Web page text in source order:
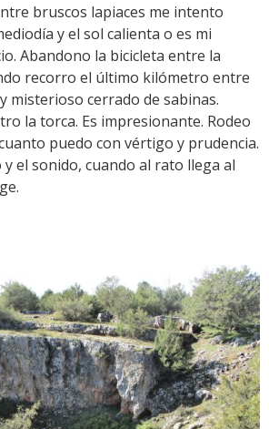
bruscos lapiaces me intento
y el sol calienta o es mi
Abandono la bicicleta entre la
recorro el último kilómetro entre
misterioso cerrado de sabinas.
la torca. Es impresionante. Rodeo
puedo con vértigo y prudencia.
el sonido, cuando al rato llega al